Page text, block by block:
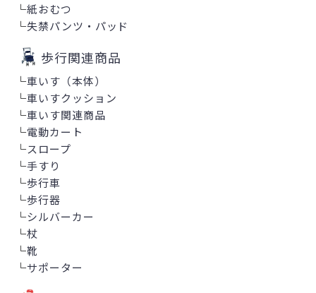
└紙おむつ
└失禁パンツ・パッド
歩行関連商品
└車いす（本体）
└車いすクッション
└車いす関連商品
└電動カート
└スロープ
└手すり
└歩行車
└歩行器
└シルバーカー
└杖
└靴
└サポーター